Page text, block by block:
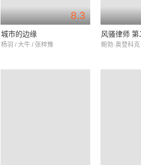
8.3
城市的边缘
杨羽 / 大牛 / 张梓豫
风骚律师 第